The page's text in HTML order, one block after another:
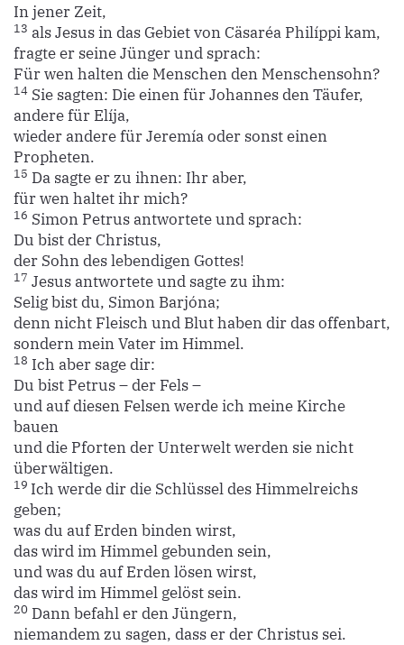
In jener Zeit,
13 als Jesus in das Gebiet von Cäsaréa Philíppi kam,
fragte er seine Jünger und sprach:
Für wen halten die Menschen den Menschensohn?
14 Sie sagten: Die einen für Johannes den Täufer,
andere für Elíja,
wieder andere für Jeremía oder sonst einen
Propheten.
15 Da sagte er zu ihnen: Ihr aber,
für wen haltet ihr mich?
16 Simon Petrus antwortete und sprach:
Du bist der Christus,
der Sohn des lebendigen Gottes!
17 Jesus antwortete und sagte zu ihm:
Selig bist du, Simon Barjóna;
denn nicht Fleisch und Blut haben dir das offenbart,
sondern mein Vater im Himmel.
18 Ich aber sage dir:
Du bist Petrus – der Fels –
und auf diesen Felsen werde ich meine Kirche
bauen
und die Pforten der Unterwelt werden sie nicht
überwältigen.
19 Ich werde dir die Schlüssel des Himmelreichs
geben;
was du auf Erden binden wirst,
das wird im Himmel gebunden sein,
und was du auf Erden lösen wirst,
das wird im Himmel gelöst sein.
20 Dann befahl er den Jüngern,
niemandem zu sagen, dass er der Christus sei.